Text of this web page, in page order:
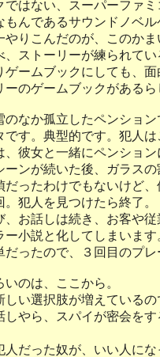
ではない、スーパーファミ
もんであるサウンドノベ
やりこんだのが、このか
、ストーリーが練られてい
ゲームブックにしても、
ーのゲームブックがある
のなか孤立したペンショ
です。典型的です。犯人
、彼女と一緒にペンショ
ーンが続いた後、ガラス
だったわけでもないけど
犯人を見つけたら終了。
、お話しは続き、お客や
ー小説と化してしまいます
だったので、３回目のプ
のは、ここから。
しい選択肢が増えているの
しやら、スパイが密会を
人だった奴が、いい人に